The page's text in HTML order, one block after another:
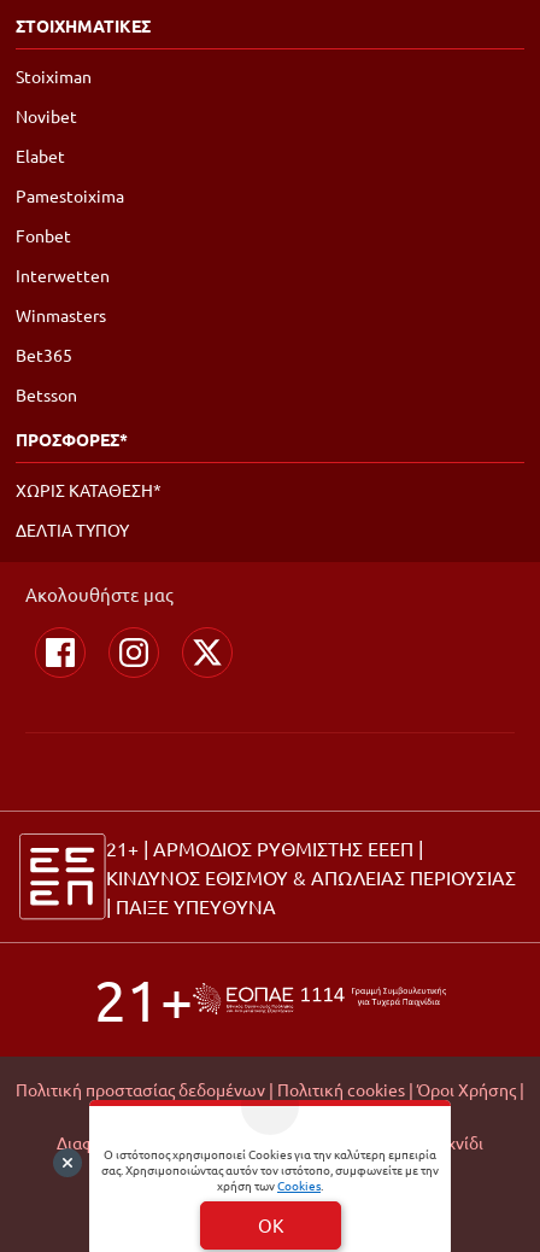
Ο ιστότοπος χρησιμοποιεί Cookies για την καλύτερη εμπειρία
σας. Χρησιμοποιώντας αυτόν τον ιστότοπο, συμφωνείτε με την
χρήση τωνCookies.
OK
ΣΤΟΙΧΗΜΑΤΙΚΕΣ
Stoiximan
Novibet
Elabet
Pamestoixima
Fonbet
Interwetten
Winmasters
Bet365
Betsson
ΠΡΟΣΦΟΡΕΣ*
ΧΩΡΙΣ ΚΑΤΑΘΕΣΗ*
ΔΕΛΤΙΑ ΤΥΠΟΥ
Ακολουθήστε μας
21+ | ΑΡΜΟΔΙΟΣ ΡΥΘΜΙΣΤΗΣ ΕΕΕΠ |
ΚΙΝΔΥΝΟΣ ΕΘΙΣΜΟΥ & ΑΠΩΛΕΙΑΣ ΠΕΡΙΟΥΣΙΑΣ
| ΠΑΙΞΕ ΥΠΕΥΘΥΝΑ
21+
Πολιτική προστασίας δεδομένων | Πολιτική cookies | Όροι Χρήσης |
Διαφάνεια Εμπορικών Συνεργασιών |
Υπεύθυνο Παιχνίδι
© 2026 Matchmoney
Developed byDigital Winners